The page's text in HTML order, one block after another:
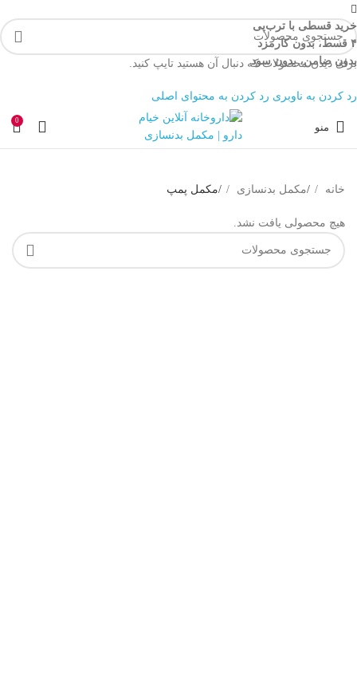
خرید قسطی با ترب‌پی
۴ قسط، بدون کارمزد
بدون ضامن، بدون سود
رد کردن به ناوبری رد کردن به محتوای اصلی
منو
0
خانه /مکمل بدنسازی /مکمل پمپ
هیچ محصولی یافت نشد.
برای دیدن محصولات که دنبال آن هستید تایپ کنید.